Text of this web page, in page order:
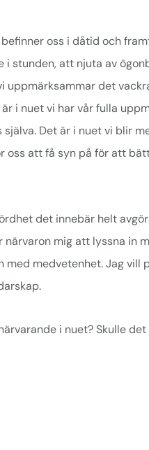
oss i dåtid och
stunden, att njuta av
uppmärksammar det
i nuet vi har vår fulla
Det är i nuet vi blir
oss att få syn på för att
det innebär helt
mig att lyssna in
medvetenhet. Jag vill
i nuet? Skulle